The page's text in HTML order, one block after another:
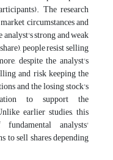
The research
circumstances and
strong and weak
people resist selling
despite the analyst's
and risk keeping the
and the losing stock's
to support the
earlier studies, this
analysts'
to sell shares depending